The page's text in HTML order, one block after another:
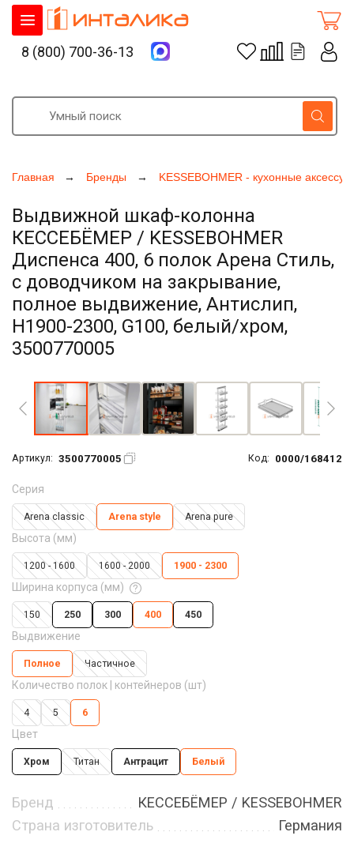
Главная Бренды KESSEBOHMER - кухонные
Выдвижной шкаф-колонна
КЕССЕБЁМЕР / KESSEBOHMER
Диспенса 400, 6 полок Арена Стиль,
с доводчиком на закрывание,
полное выдвижение, Антислип,
H1900-2300, G100, белый/хром,
3500770005
Артикул: 3500770005 Код: 0000/168412
Серия
Arena classic Arena style Arena pure
Высота (мм)
1200 - 1600 1600 - 2000 1900 - 2300
Ширина корпуса (мм)
150 250 300 400 450
Выдвижение
Полное Частичное
Количество полок | контейнеров (шт)
4 5 6
Цвет
Хром Титан Антрацит Белый
Бренд
КЕССЕБЁМЕР / KESSEBOHMER
Страна изготовитель
Германия
8 (800) 700-36-13